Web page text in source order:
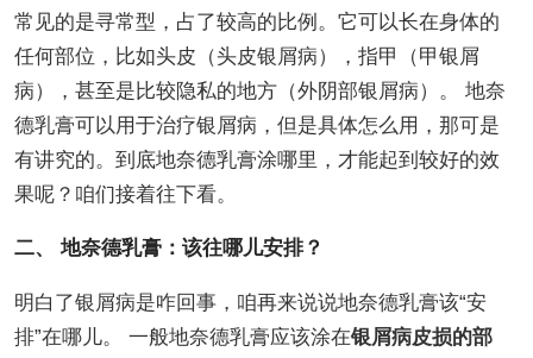
常见的是寻常型，占了较高的比例。它可以长在身体的
任何部位，比如头皮（头皮银屑病），指甲（甲银屑
病），甚至是比较隐私的地方（外阴部银屑病）。 地奈
德乳膏可以用于治疗银屑病，但是具体怎么用，那可是
有讲究的。到底地奈德乳膏涂哪里，才能起到较好的效
果呢？咱们接着往下看。
二、 地奈德乳膏：该往哪儿安排？
明白了银屑病是咋回事，咱再来说说地奈德乳膏该“安
排”在哪儿。 一般地奈德乳膏应该涂在银屑病皮损的部